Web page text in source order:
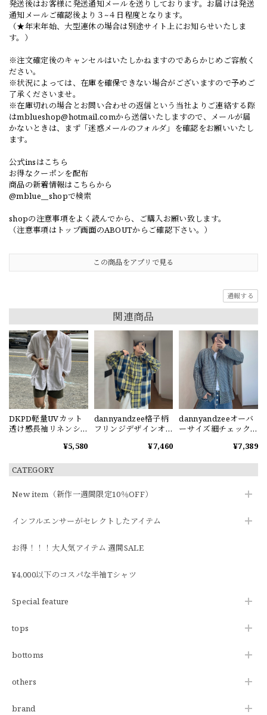
CATEGORY
New item（新作一週間限定10％OFF）
インフルエンサーがセレクトしたアイテム
お得！！！大人気アイテム 週間SALE
¥4,000以下のコスパな半袖Tシャツ
Special feature
tops
bottoms
others
brand
発送後はお客様に発送通知メールを送りしております。お届けは発送
通知メールご確認後より３~４日程度となります。
（★年末年始、大型連休の場合は別途サイト上にお知らせいたしま
す。）
※注文確定後のキャンセルはいたしかねますのであらかじめご容赦く
ださい。
※状況によっては、在庫を確保できない場合がございますので予めご
了承くださいませ。
※在庫切れの場合とお問い合わせの返信という当社よりご連絡する際
はmblueshop@hotmail.comから送信いたしますので、メールが届
かないときは、まず「迷惑メールのフォルダ」を確認をお願いいたし
ます。
公式insはこちら
お得なクーポンを配布
商品の新着情報はこちらから
@mblue__shopで検索
shopの注意事項をよく読んでから、ご購入お願い致します。
（注意事項はトップ画面のABOUTからご確認下さい。）
この商品をアプリで見る
通報する
関連商品
DKPD軽量UVカット
透け感長袖リネンシ
¥5,580
dannyandzee格子柄
フリンジデザインオ
¥7,460
dannyandzeeオーバ
ーサイズ細チェック
¥7,389